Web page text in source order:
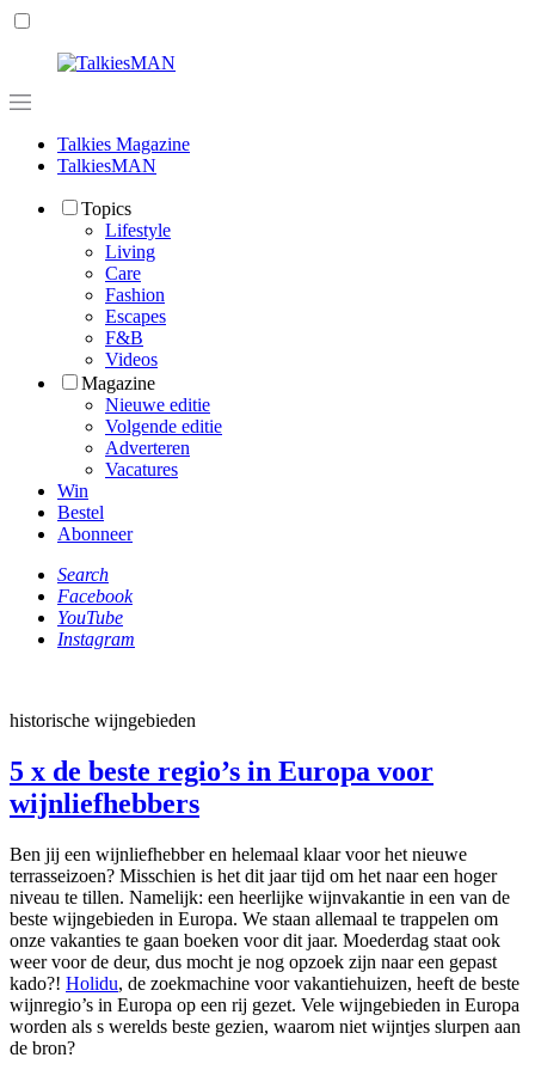
Talkies Magazine
TalkiesMAN
Topics
Lifestyle
Living
Care
Fashion
Escapes
F&B
Videos
Magazine
Nieuwe editie
Volgende editie
Adverteren
Vacatures
Win
Bestel
Abonneer
Search
Facebook
YouTube
Instagram
historische wijngebieden
5 x de beste regio’s in Europa voor
wijnliefhebbers
Ben jij een wijnliefhebber en helemaal klaar voor het nieuwe
terrasseizoen? Misschien is het dit jaar tijd om het naar een hoger
niveau te tillen. Namelijk: een heerlijke wijnvakantie in een van de
beste wijngebieden in Europa. We staan allemaal te trappelen om
onze vakanties te gaan boeken voor dit jaar. Moederdag staat ook
weer voor de deur, dus mocht je nog opzoek zijn naar een gepast
kado?! Holidu, de zoekmachine voor vakantiehuizen, heeft de beste
wijnregio’s in Europa op een rij gezet. Vele wijngebieden in Europa
worden als s werelds beste gezien, waarom niet wijntjes slurpen aan
de bron?